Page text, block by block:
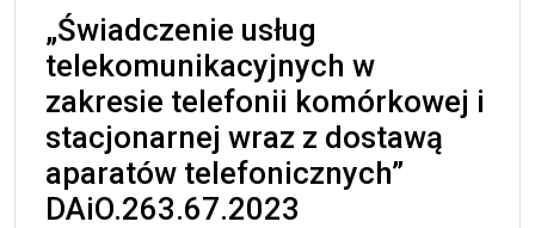
„Świadczenie usług
telekomunikacyjnych w
zakresie telefonii komórkowej i
stacjonarnej wraz z dostawą
aparatów telefonicznych”
DAiO.263.67.2023